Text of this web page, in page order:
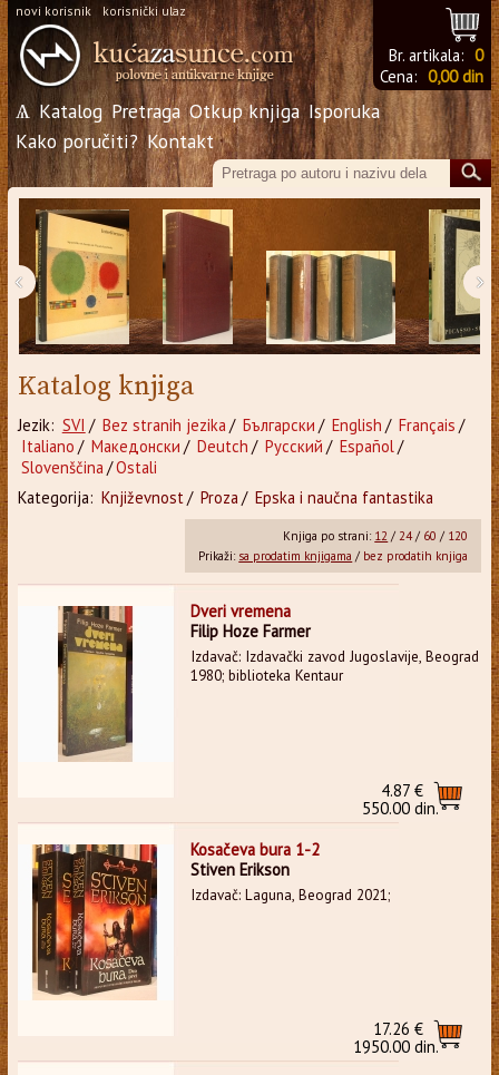
novi korisnik korisnički ulaz
Br. artikala: 0
Cena: 0,00 din
Ѧ Katalog Pretraga Otkup knjiga Isporuka
Kako poručiti? Kontakt
‹ ›
Katalog knjiga
Jezik: SVI / Bez stranih jezika / Български / English / Français /
Italiano / Македонски / Deutch / Русский / Español/
Slovenščina /Ostali
Kategorija: Književnost/ Proza/ Epska i naučna fantastika
Knjiga po strani: 12 /24/ 60 / 120
Prikaži: sa prodatim knjigama / bez prodatih knjiga
Dveri vremena
Filip Hoze Farmer
Izdavač: Izdavački zavod Jugoslavije, Beograd
1980; biblioteka Kentaur
4.87 €
550.00 din.
Kosačeva bura 1-2
Stiven Erikson
Izdavač: Laguna, Beograd 2021;
17.26 €
1950.00 din.